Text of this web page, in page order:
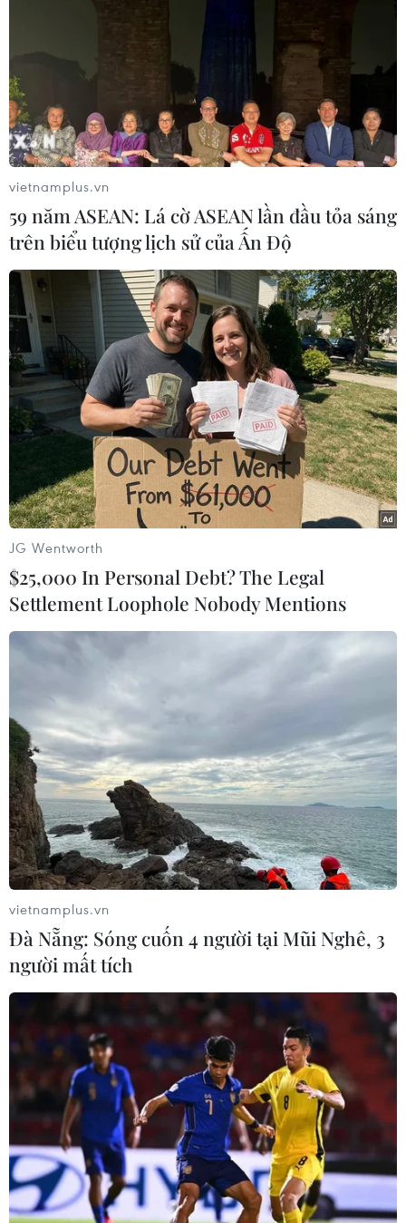
Lusail ở thủ đô Doha của Qatar.
AFC Asian Cup 2023: Lễ hội thần thoại
khai màn đại tiệc bóng đá châu Á
12/01/2024 23:10
Vào lúc 21h30 ngày 12/1 (giờ Việt Nam), lễ khai mạc
Asian Cup 2023 đã diễn ra đậm màu sắc thần thoại và
lung linh trong pháo hoa trên sân vận động Lusail ở thủ
đô Doha của Qatar.
vietnamplus.vn
59 năm ASEAN: Lá cờ ASEAN lần đầu tỏa sáng
trên biểu tượng lịch sử của Ấn Độ
JG Wentworth
$25,000 In Personal Debt? The Legal
Settlement Loophole Nobody Mentions
vietnamplus.vn
Đà Nẵng: Sóng cuốn 4 người tại Mũi Nghê, 3
người mất tích